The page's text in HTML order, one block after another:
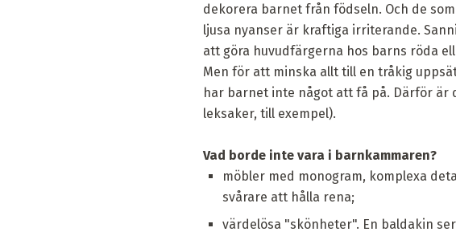
dekorera barnet från födseln. Och de
ljusa nyanser är kraftiga irriterande.
att göra huvudfärgerna hos barns röda
Men för att minska allt till en tråkig
har barnet inte något att få på. Därför
leksaker, till exempel).
Vad borde inte vara i barnkammaren?
möbler med monogram, komplexa
svårare att hålla rena;
värdelösa "skönheter". En baldakin